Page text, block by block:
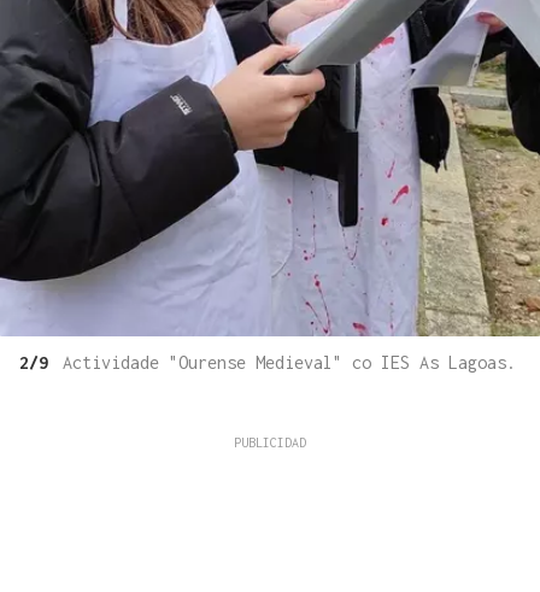
2/9 Actividade "Ourense Medieval" co IES As Lagoas.